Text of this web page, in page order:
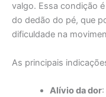
valgo. Essa condição
do dedão do pé, que
dificuldade na
As principais
Alívio da dor: